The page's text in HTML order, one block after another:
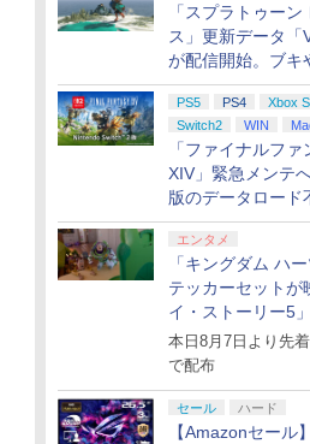
「スプラトゥーン
ス」更新データ「
が配信開始。ブキ
に関する不具合を
PS5 PS4
Xbox
Switch2
WIN
「ファイナルファ
XIV」緊急メンテ
版のデータロード
適化
エンタメ
「キングダム ハ
テッカーセットが
イ・ストーリー5
典として配布決定
本日8月7日より先
で配布
セール ハード
【Amazonセール